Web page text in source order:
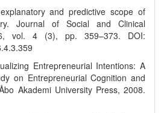
and predictive scope of
Journal of Social and Clinical
vol. 4 (3), pp. 359–373. DOI:
Entrepreneurial Intentions: A
on Entrepreneurial Cognition and
Akademi University Press, 2008.